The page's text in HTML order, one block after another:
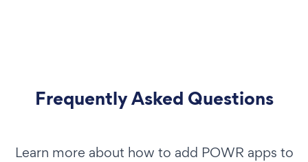
Frequently Asked Questions
Learn more about how to add POWR apps to